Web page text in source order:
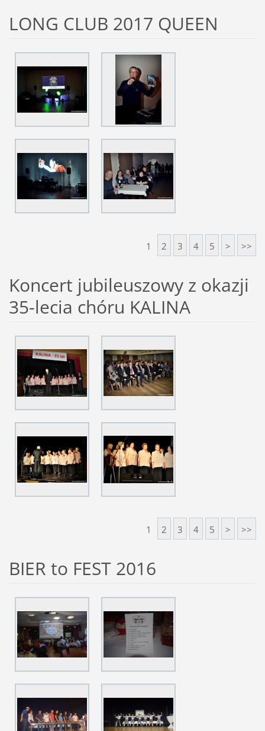
LONG CLUB 2017 QUEEN
1 2 3 4 5 > >>
Koncert jubileuszowy z okazji
35-lecia chóru KALINA
1 2 3 4 5 > >>
BIER to FEST 2016